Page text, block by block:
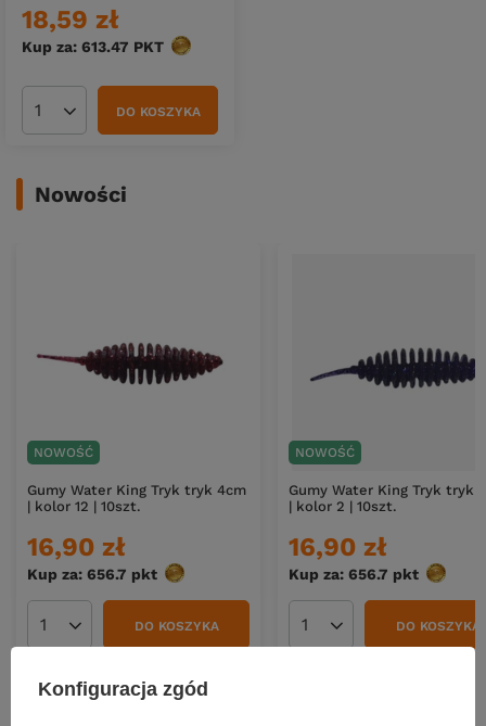
18,59 zł
Kup za: 613.47 PKT punktów
Ilość produktówDO KOSZYKA
Nowości
NOWOŚĆ
Gumy Water King Tryk tryk 4cm
| kolor 12 | 10szt.
16,90 zł
Kup za: 656.7 pkt punktów
Ilość produktówDO KOSZYKA
NOWOŚĆ
Gumy Water King Tryk tryk
| kolor 2 | 10szt.
16,90 zł
Kup za: 656.7 pkt
Ilość produktówDO KOSZYKA
Konfiguracja zgód